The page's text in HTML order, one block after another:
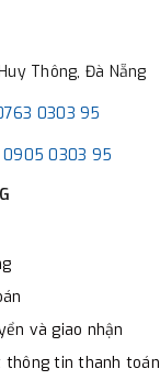
Thông, Đà Nẵng
0303 95
0905 0303 95
và giao nhận
thông tin thanh toán